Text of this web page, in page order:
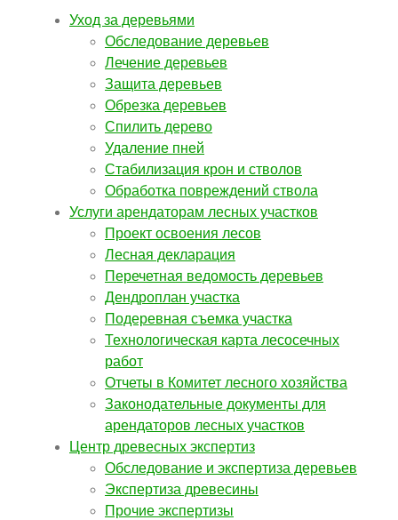
Уход за деревьями
Обследование деревьев
Лечение деревьев
Защита деревьев
Обрезка деревьев
Спилить дерево
Удаление пней
Стабилизация крон и стволов
Обработка повреждений ствола
Услуги арендаторам лесных участков
Проект освоения лесов
Лесная декларация
Перечетная ведомость деревьев
Дендроплан участка
Подеревная съемка участка
Технологическая карта лесосечных
работ
Отчеты в Комитет лесного хозяйства
Законодательные документы для
арендаторов лесных участков
Центр древесных экспертиз
Обследование и экспертиза деревьев
Экспертиза древесины
Прочие экспертизы